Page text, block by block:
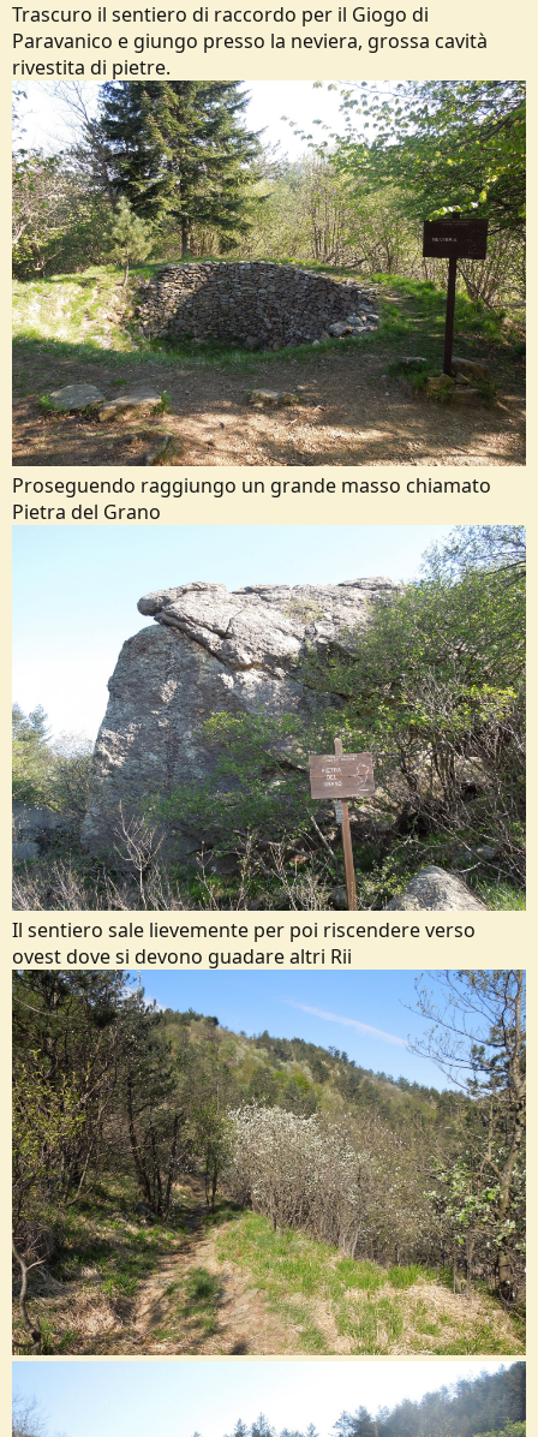
Trascuro il sentiero di raccordo per il Giogo di
Paravanico e giungo presso la neviera, grossa cavità
rivestita di pietre.
Proseguendo raggiungo un grande masso chiamato
Pietra del Grano
Il sentiero sale lievemente per poi riscendere verso
ovest dove si devono guadare altri Rii